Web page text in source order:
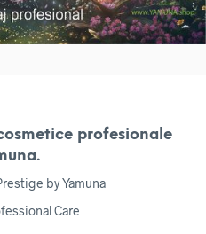
profesionale
by Yamuna
Care